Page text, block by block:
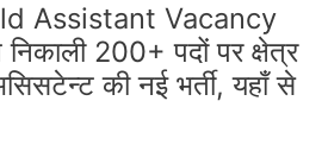
Assistant Vacancy
200+ पदों पर क्षेत्र
की नई भर्ती, यहाँ से